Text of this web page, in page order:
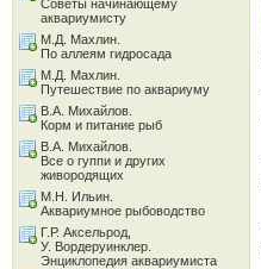
Советы начинающему
аквариумисту
М.Д. Махлин.
По аллеям гидросада
М.Д. Махлин.
Путешествие по аквариуму
В.А. Михайлов.
Корм и питание рыб
В.А. Михайлов.
Все о гуппи и других
живородящих
М.Н. Ильин.
Аквариумное рыбоводство
Г.Р. Аксельрод,
У. Вордеруинклер.
Энциклопедия аквариумиста